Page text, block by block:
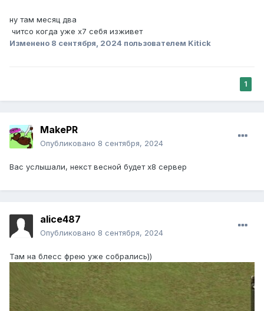
ну там месяц два
читсо когда уже х7 себя изживет
Изменено 8 сентября, 2024 пользователем Kitick
1
MakePR
Опубликовано 8 сентября, 2024
Вас услышали, некст весной будет х8 сервер
alice487
Опубликовано 8 сентября, 2024
Там на блесс фрею уже собрались))